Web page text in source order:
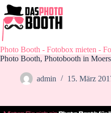
Zum
Inhalt
springen
Photo Booth - Fotobox mieten -
Photo Booth, Photobooth in
admin 15. März